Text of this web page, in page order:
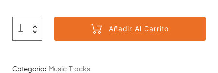
Añadir Al Carrito
Categoría: Music Tracks